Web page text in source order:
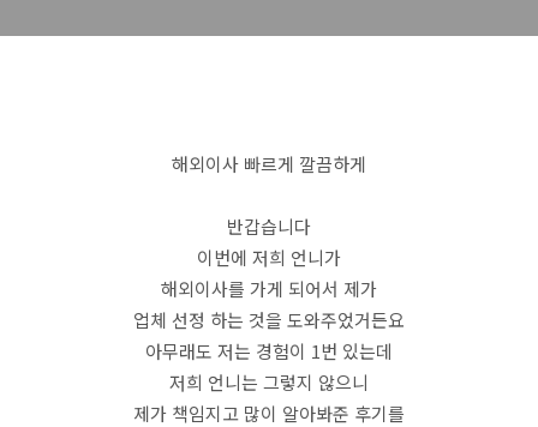
해외이사 빠르게 깔끔하게
반갑습니다
이번에 저희 언니가
해외이사를 가게 되어서 제가
업체 선정 하는 것을 도와주었거든요
아무래도 저는 경험이 1번 있는데
저희 언니는 그렇지 않으니
제가 책임지고 많이 알아봐준 후기를